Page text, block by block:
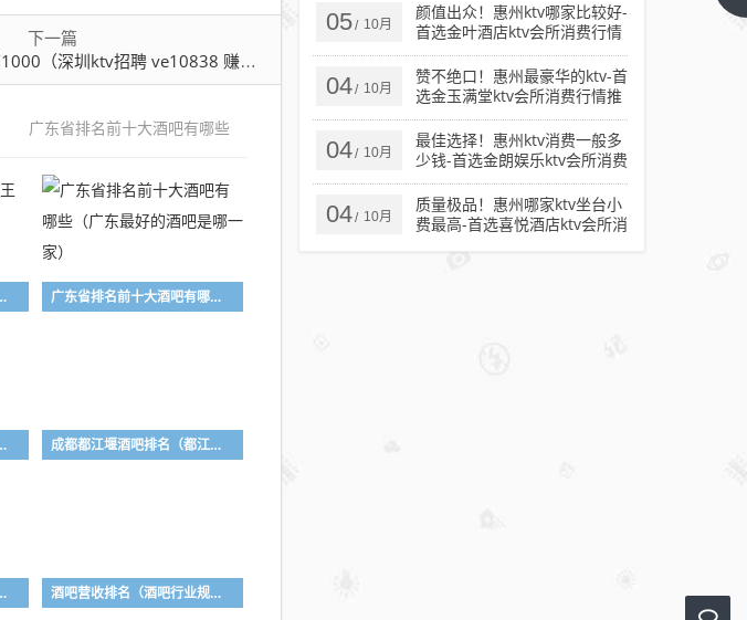
下一篇
（深圳ktv招聘 ve10838 赚大钱）
1000（深
圳ktv招聘
ve10838
赚大钱）
广东省排名前十大酒吧有哪些
吧花多少钱） 广东省排名前十大酒吧有哪些（广东最好的酒吧是哪一家）
店排名前十） 成都都江堰酒吧排名（都江堰比较有特色的酒吧）
么蹦迪的酒吧） 酒吧营收排名（酒吧行业规模）
05/ 10月
颜值出众！惠州ktv哪家比较好-
首选金叶酒店ktv会所消费行情
推荐
04/ 10月
赞不绝口！惠州最豪华的ktv-首
选金玉满堂ktv会所消费行情推
荐
04/ 10月
最佳选择！惠州ktv消费一般多
少钱-首选金朗娱乐ktv会所消费
行情推荐
04/ 10月
质量极品！惠州哪家ktv坐台小
费最高-首选喜悦酒店ktv会所消